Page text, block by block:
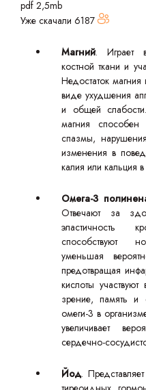
pdf 2,5mb
Уже скачали 6187
Магний. Играет
костной ткани и
Недостаток магния
виде ухудшения
и общей
магния
спазмы,
изменения в
калия или кальция в
Омега-3
Отвечают за
эластичность
способствуют
уменьшая
предотвращая
кислоты
зрение, память и
омеги-3 в
увеличивает
сердечно-
Йод.